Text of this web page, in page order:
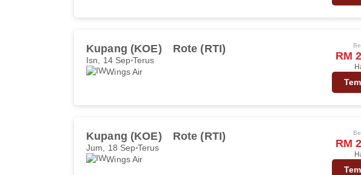
Kupang (KOE) Rote (RTI)
Isn, 14 Sep Terus
Wings Air
RM
Kupang (KOE) Rote (RTI)
Jum, 18 Sep Terus
Wings Air
RM